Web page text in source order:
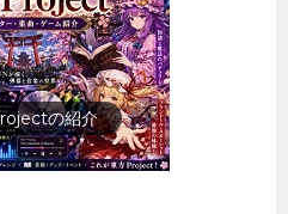
行先をチェック